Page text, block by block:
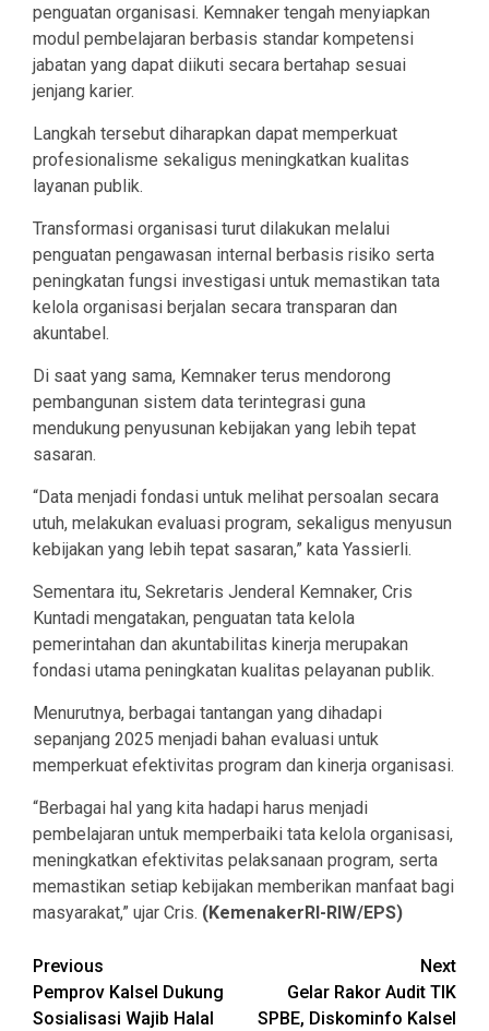
penguatan organisasi. Kemnaker tengah menyiapkan
modul pembelajaran berbasis standar kompetensi
jabatan yang dapat diikuti secara bertahap sesuai
jenjang karier.
Langkah tersebut diharapkan dapat memperkuat
profesionalisme sekaligus meningkatkan kualitas
layanan publik.
Transformasi organisasi turut dilakukan melalui
penguatan pengawasan internal berbasis risiko serta
peningkatan fungsi investigasi untuk memastikan tata
kelola organisasi berjalan secara transparan dan
akuntabel.
Di saat yang sama, Kemnaker terus mendorong
pembangunan sistem data terintegrasi guna
mendukung penyusunan kebijakan yang lebih tepat
sasaran.
“Data menjadi fondasi untuk melihat persoalan secara
utuh, melakukan evaluasi program, sekaligus menyusun
kebijakan yang lebih tepat sasaran,” kata Yassierli.
Sementara itu, Sekretaris Jenderal Kemnaker, Cris
Kuntadi mengatakan, penguatan tata kelola
pemerintahan dan akuntabilitas kinerja merupakan
fondasi utama peningkatan kualitas pelayanan publik.
Menurutnya, berbagai tantangan yang dihadapi
sepanjang 2025 menjadi bahan evaluasi untuk
memperkuat efektivitas program dan kinerja organisasi.
“Berbagai hal yang kita hadapi harus menjadi
pembelajaran untuk memperbaiki tata kelola organisasi,
meningkatkan efektivitas pelaksanaan program, serta
memastikan setiap kebijakan memberikan manfaat bagi
masyarakat,” ujar Cris. (KemenakerRI-RIW/EPS)
Continue
Reading
Previous
Pemprov Kalsel Dukung
Sosialisasi Wajib Halal
Next
Gelar Rakor Audit TIK
SPBE, Diskominfo Kalsel